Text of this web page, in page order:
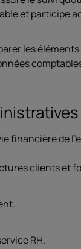
et participe
les
financière de
clients et
RH.